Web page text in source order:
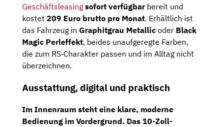
Geschäftsleasing sofort verfügbarbereit und
kostet 209 Euro brutto pro Monat. Erhältlich ist
das Fahrzeug in Graphitgrau Metallic oder Black
Magic Perleffekt, beides unaufgeregte Farben,
die zum RS‑Charakter passen und im Alltag nicht
überzeichnen.
Ausstattung, digital und praktisch
Im Innenraum steht eine klare, moderne
Bedienung im Vordergrund. Das 10-Zoll-